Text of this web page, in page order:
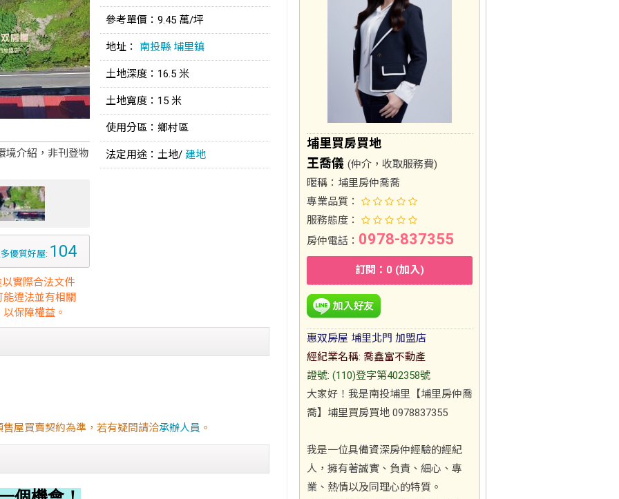
境介紹，非刊登物
優質好屋: 104
實際合法文件
違法並有相關
保障權益。
參考單價：9.45 萬/坪
地址： 南投縣 埔里鎮
土地深度：16.5 米
土地寬度：15 米
使用分區：鄉村區
法定用途：土地/ 建地
屋買賣契約為準，若有疑問請洽承辦人員 。
埔里買房買地
王喬儀 (仲介，收取服務費)
暱稱： 埔里房仲喬喬
專業品質：
服務態度：
房仲電話： 0978-837355
訂閱：0 (加入)
惠双房屋 埔里北門 加盟店
經紀業名稱: 喬鑫富不動產
證號: (110)登字第402358號
大家好！我是南投埔里【埔里房仲喬
喬】埔里買房買地 0978837355
我是一位具備資深房仲經驗的經紀
人，擁有著誠實、負責、細心、專
業、熱情以及同理心的特質。